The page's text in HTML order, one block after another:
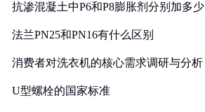
抗渗混凝土中P6和P8膨胀剂分别加多少
法兰PN25和PN16有什么区别
消费者对洗衣机的核心需求调研与分析
U型螺栓的国家标准